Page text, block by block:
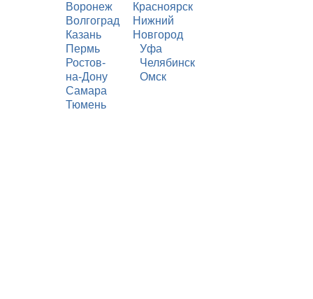
Воронеж
Волгоград
Казань
Красноярск
Нижний
Новгород
Пермь
Ростов-
на-Дону
Самара
Тюмень
Уфа
Челябинск
Омск